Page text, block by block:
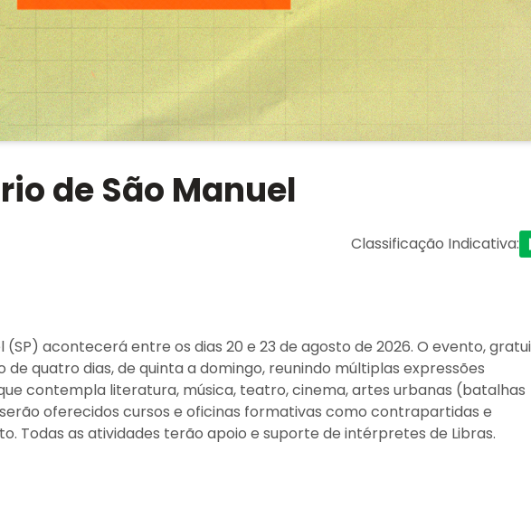
de São Manuel
Classificação Indicativa:
(SP) acontecerá entre os dias 20 e 23 de agosto de 2026. O evento,
quatro dias, de quinta a domingo, reunindo múltiplas expressões
contempla literatura, música, teatro, cinema, artes urbanas (batalhas
oferecidos cursos e oficinas formativas como contrapartidas e
Todas as atividades terão apoio e suporte de intérpretes de Libras.